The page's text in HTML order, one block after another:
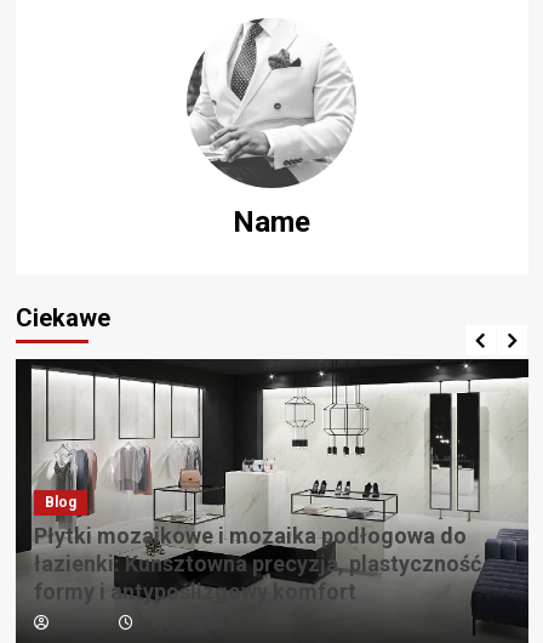
Name
Ciekawe
Blog
Płytki mozaikowe i mozaika podłogowa do
łazienki: Kunsztowna precyzja, plastyczność
formy i antypoślizgowy komfort